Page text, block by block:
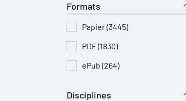
Formats
Papier (3445)
PDF (1830)
ePub (264)
Disciplines